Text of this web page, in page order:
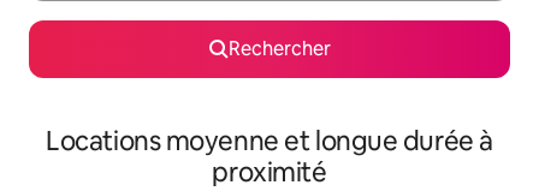
Rechercher
Locations moyenne et longue durée à
proximité